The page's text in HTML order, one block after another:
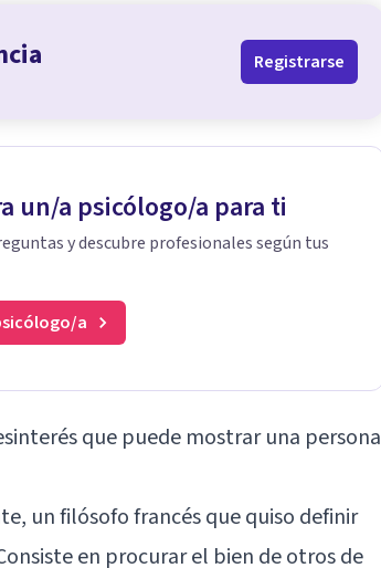
Registrarse
un/a psicólogo/a para ti
y descubre profesionales según tus
a
que puede mostrar una persona
un filósofo francés que quiso definir
en procurar el bien de otros de